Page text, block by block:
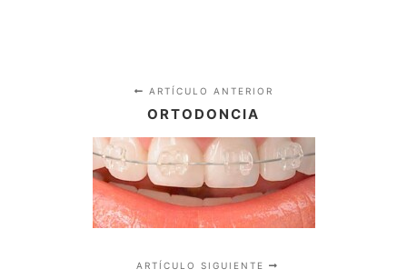
ARTÍCULO ANTERIOR
ORTODONCIA
ARTÍCULO SIGUIENTE